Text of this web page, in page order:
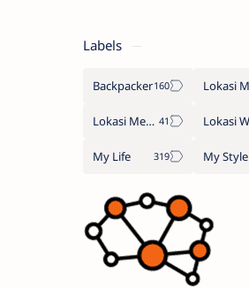
Labels
Backpacker
Lokasi Menginap
My Life My Style